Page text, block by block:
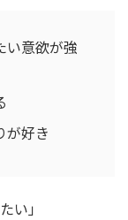
い意欲が強
が好き
い」